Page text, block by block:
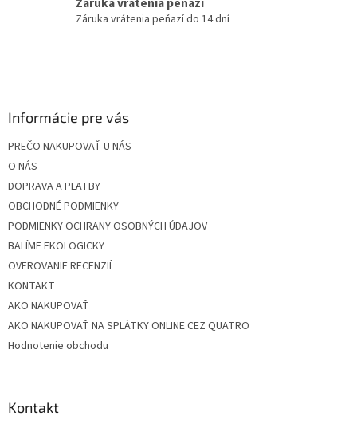
Záruka vrátenia peňazí do 14 dní
Informácie pre vás
PREČO NAKUPOVAŤ U NÁS
O NÁS
DOPRAVA A PLATBY
OBCHODNÉ PODMIENKY
PODMIENKY OCHRANY OSOBNÝCH ÚDAJOV
BALÍME EKOLOGICKY
OVEROVANIE RECENZIÍ
KONTAKT
AKO NAKUPOVAŤ
AKO NAKUPOVAŤ NA SPLÁTKY ONLINE CEZ QUATRO
Hodnotenie obchodu
Kontakt